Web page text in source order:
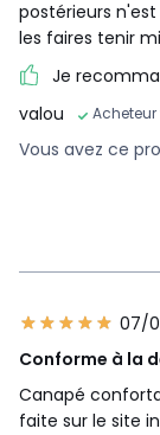
postérieurs
les faires tenir
Je
valou
Acheteur
Vous avez ce
07/
Conforme à la
Canapé
faite sur le site